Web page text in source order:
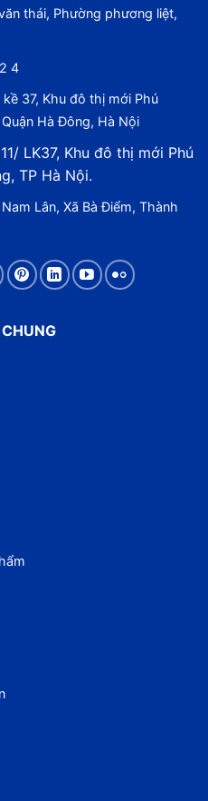
thái, Phường phương liệt,
4
kề 37, Khu đô thị mới Phú
Hà Đông, Hà Nội
LK37, Khu đô thị mới Phú
TP Hà Nội.
Lân, Xã Bà Điểm, Thành